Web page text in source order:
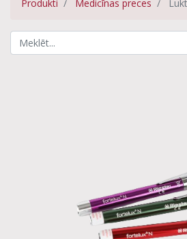
Produkti Medicīnas preces